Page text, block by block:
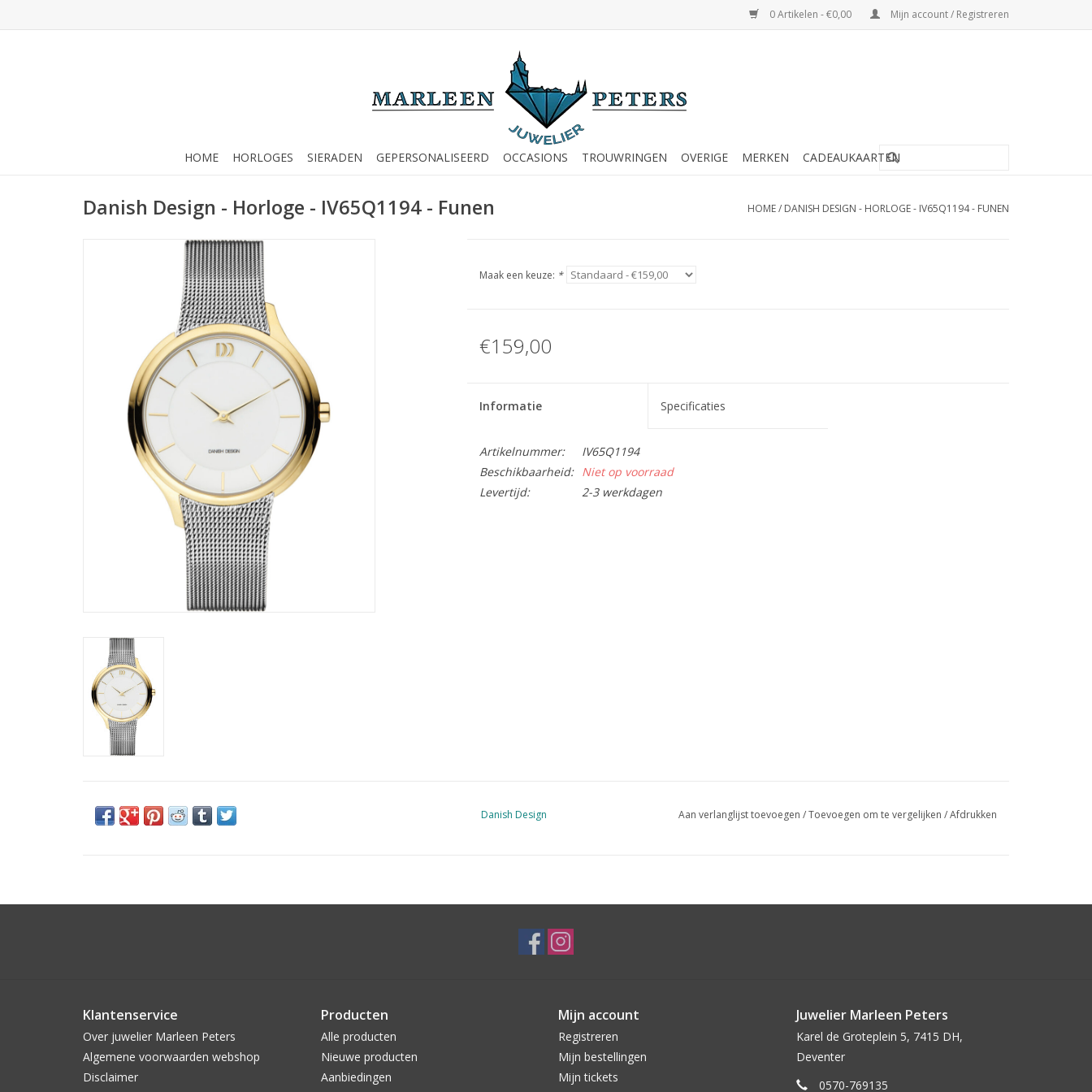
0 Artikelen - €0,00 Mijn account / Registreren
HOME HORLOGES SIERADEN GEPERSONALISEERD OCCASIONS TROUWRINGEN OVERIGE MERKEN CADEAUKAARTEN
Danish Design - Horloge - IV65Q1194 - Funen HOME/ DANISH DESIGN - HORLOGE - IV65Q1194 - FUNEN
Maak een keuze: *
€159,00
Informatie Specificaties
Artikelnummer:
IV65Q1194
Beschikbaarheid:
Niet op voorraad
Levertijd:
2-3 werkdagen
Danish Design Aan verlanglijst toevoegen /Toevoegen om te vergelijken /Afdrukken
Klantenservice
Over juwelier Marleen Peters
Algemene voorwaarden webshop
Disclaimer
Producten
Alle producten
Nieuwe producten
Aanbiedingen
Mijn account
Registreren
Mijn bestellingen
Mijn tickets
Juwelier Marleen Peters
Karel de Groteplein 5, 7415 DH,
Deventer
0570-769135